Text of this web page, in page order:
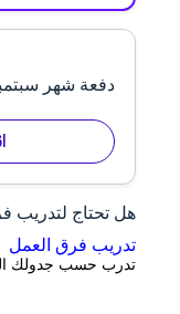
ا
دفعة شهر
هل تحتاج لتدريب
تدريب فرق العمل
تدرب حسب جدولك